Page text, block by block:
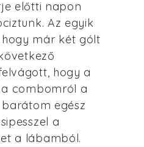
előtti napon
Az egyik
már két gólt
hogy a
combomról a
egész
a
a lábamból.